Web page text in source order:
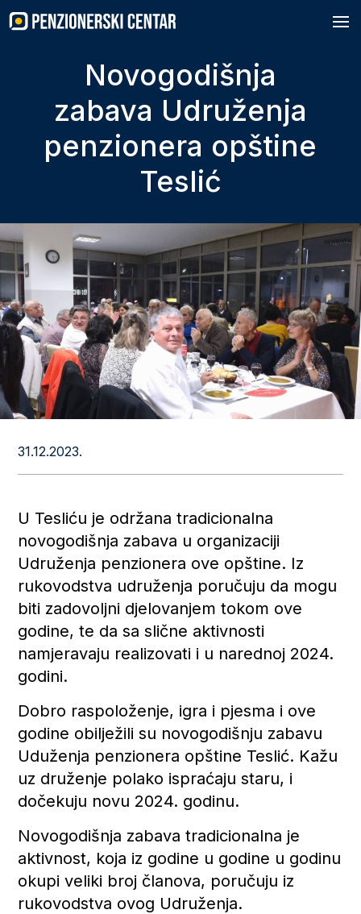
to
content
Novogodišnja
zabava Udruženja
penzionera opštine
Teslić
31.12.2023.
U Tesliću je održana tradicionalna
novogodišnja zabava u organizaciji
Udruženja penzionera ove opštine. Iz
rukovodstva udruženja poručuju da mogu
biti zadovoljni djelovanjem tokom ove
godine, te da sa slične aktivnosti
namjeravaju realizovati i u narednoj 2024.
godini.
Dobro raspoloženje, igra i pjesma i ove
godine obilježili su novogodišnju zabavu
Uduženja penzionera opštine Teslić. Kažu
uz druženje polako ispraćaju staru, i
dočekuju novu 2024. godinu.
Novogodišnja zabava tradicionalna je
aktivnost, koja iz godine u godine u godinu
okupi veliki broj članova, poručuju iz
rukovodstva ovog Udruženja.